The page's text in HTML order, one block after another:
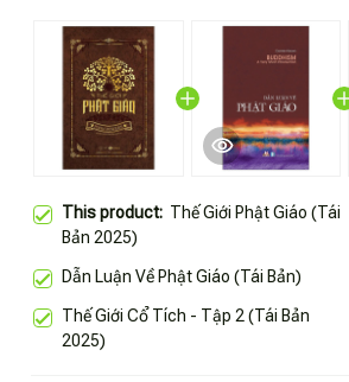
This product: Thế Giới Phật Giáo (Tái
Bản 2025)
Dẫn Luận Về Phật Giáo (Tái Bản)
Thế Giới Cổ Tích - Tập 2 (Tái Bản
2025)